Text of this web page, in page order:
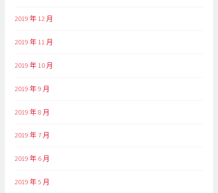
2019 年 12 月
2019 年 11 月
2019 年 10 月
2019 年 9 月
2019 年 8 月
2019 年 7 月
2019 年 6 月
2019 年 5 月